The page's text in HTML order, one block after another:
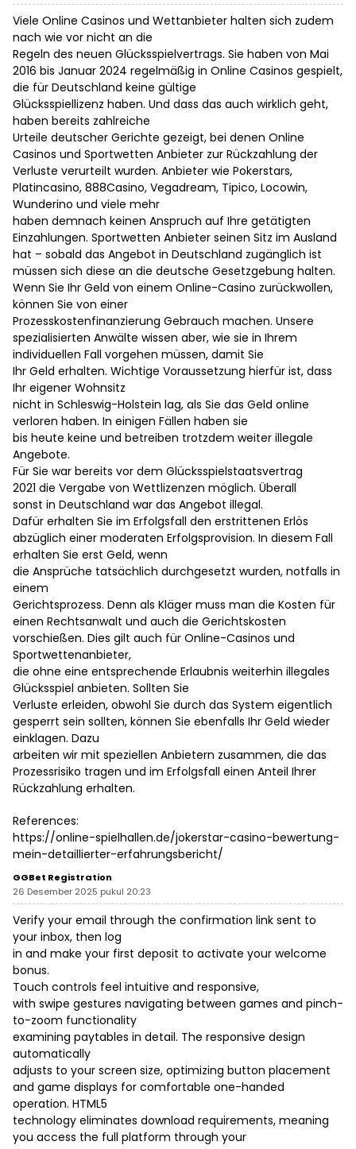
Viele Online Casinos und Wettanbieter halten sich zudem
nach wie vor nicht an die
Regeln des neuen Glücksspielvertrags. Sie haben von Mai
2016 bis Januar 2024 regelmäßig in Online Casinos gespielt,
die für Deutschland keine gültige
Glücksspiellizenz haben. Und dass das auch wirklich geht,
haben bereits zahlreiche
Urteile deutscher Gerichte gezeigt, bei denen Online
Casinos und Sportwetten Anbieter zur Rückzahlung der
Verluste verurteilt wurden. Anbieter wie Pokerstars,
Platincasino, 888Casino, Vegadream, Tipico, Locowin,
Wunderino und viele mehr
haben demnach keinen Anspruch auf Ihre getätigten
Einzahlungen. Sportwetten Anbieter seinen Sitz im Ausland
hat – sobald das Angebot in Deutschland zugänglich ist
müssen sich diese an die deutsche Gesetzgebung halten.
Wenn Sie Ihr Geld von einem Online-Casino zurückwollen,
können Sie von einer
Prozesskostenfinanzierung Gebrauch machen. Unsere
spezialisierten Anwälte wissen aber, wie sie in Ihrem
individuellen Fall vorgehen müssen, damit Sie
Ihr Geld erhalten. Wichtige Voraussetzung hierfür ist, dass
Ihr eigener Wohnsitz
nicht in Schleswig-Holstein lag, als Sie das Geld online
verloren haben. In einigen Fällen haben sie
bis heute keine und betreiben trotzdem weiter illegale
Angebote.
Für Sie war bereits vor dem Glücksspielstaatsvertrag
2021 die Vergabe von Wettlizenzen möglich. Überall
sonst in Deutschland war das Angebot illegal.
Dafür erhalten Sie im Erfolgsfall den erstrittenen Erlös
abzüglich einer moderaten Erfolgsprovision. In diesem Fall
erhalten Sie erst Geld, wenn
die Ansprüche tatsächlich durchgesetzt wurden, notfalls in
einem
Gerichtsprozess. Denn als Kläger muss man die Kosten für
einen Rechtsanwalt und auch die Gerichtskosten
vorschießen. Dies gilt auch für Online-Casinos und
Sportwettenanbieter,
die ohne eine entsprechende Erlaubnis weiterhin illegales
Glücksspiel anbieten. Sollten Sie
Verluste erleiden, obwohl Sie durch das System eigentlich
gesperrt sein sollten, können Sie ebenfalls Ihr Geld wieder
einklagen. Dazu
arbeiten wir mit speziellen Anbietern zusammen, die das
Prozessrisiko tragen und im Erfolgsfall einen Anteil Ihrer
Rückzahlung erhalten.
References:
https://online-spielhallen.de/jokerstar-casino-bewertung-
mein-detaillierter-erfahrungsbericht/
GGBet Registration
26 Desember 2025 pukul 20:23
Verify your email through the confirmation link sent to
your inbox, then log
in and make your first deposit to activate your welcome
bonus.
Touch controls feel intuitive and responsive,
with swipe gestures navigating between games and pinch-
to-zoom functionality
examining paytables in detail. The responsive design
automatically
adjusts to your screen size, optimizing button placement
and game displays for comfortable one-handed
operation. HTML5
technology eliminates download requirements, meaning
you access the full platform through your